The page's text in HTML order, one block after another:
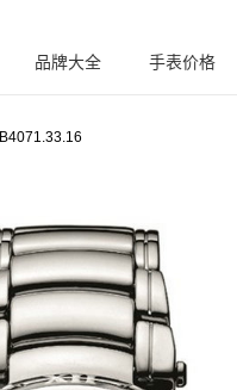
腕
品牌大全 手表价格
B4071.33.16